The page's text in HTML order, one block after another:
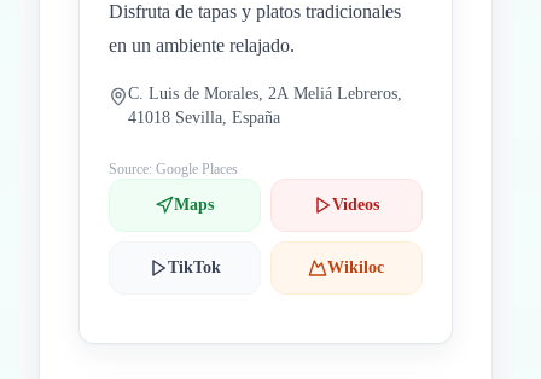
Disfruta de tapas y platos tradicionales
en un ambiente relajado.
C. Luis de Morales, 2A Meliá Lebreros,
41018 Sevilla, España
Source: Google Places
Maps Videos
TikTok Wikiloc